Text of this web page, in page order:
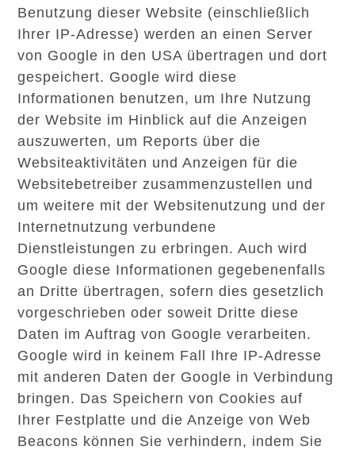
Benutzung dieser Website (einschließlich
Ihrer IP-Adresse) werden an einen Server
von Google in den USA übertragen und dort
gespeichert. Google wird diese
Informationen benutzen, um Ihre Nutzung
der Website im Hinblick auf die Anzeigen
auszuwerten, um Reports über die
Websiteaktivitäten und Anzeigen für die
Websitebetreiber zusammenzustellen und
um weitere mit der Websitenutzung und der
Internetnutzung verbundene
Dienstleistungen zu erbringen. Auch wird
Google diese Informationen gegebenenfalls
an Dritte übertragen, sofern dies gesetzlich
vorgeschrieben oder soweit Dritte diese
Daten im Auftrag von Google verarbeiten.
Google wird in keinem Fall Ihre IP-Adresse
mit anderen Daten der Google in Verbindung
bringen. Das Speichern von Cookies auf
Ihrer Festplatte und die Anzeige von Web
Beacons können Sie verhindern, indem Sie